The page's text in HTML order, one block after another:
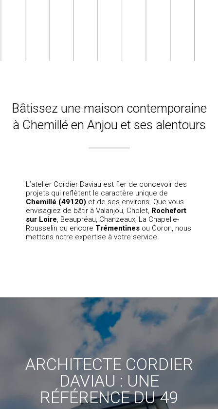
Bâtissez une maison contemporaine
à Chemillé en Anjou et ses alentours
L’atelier Cordier Daviau est fier de concevoir des
projets qui reflètent le caractère unique de
Chemillé (49120) et de ses environs. Que vous
envisagiez de bâtir à Valanjou, Cholet, Rochefort
sur Loire, Beaupréau, Chanzeaux, La Chapelle-
Rousselin ou encore Trémentines ou Coron, nous
mettons notre expertise à votre service.
ARCHITECTE CORDIER
DAVIAU : UNE
RÉFÉRENCE DU 49